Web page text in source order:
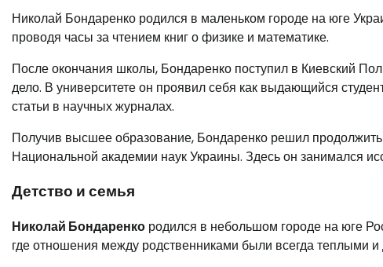
Николай Бондаренко родился в маленьком городе на юге
проводя часы за чтением книг о физике и математике.
После окончания школы, Бондаренко поступил в Киевский
дело. В университете он проявил себя как выдающийся
статьи в научных журналах.
Получив высшее образование, Бондаренко решил
Национальной академии наук Украины. Здесь он занимался
Детство и семья
Николай Бондаренко родился в небольшом городе на юге
где отношения между родственниками были всегда теплыми и